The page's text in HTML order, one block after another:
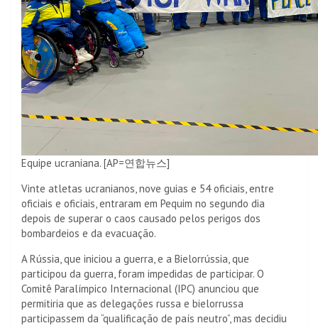
Equipe ucraniana. [AP=연합뉴스]
Vinte atletas ucranianos, nove guias e 54 oficiais, entre
oficiais e oficiais, entraram em Pequim no segundo dia
depois de superar o caos causado pelos perigos dos
bombardeios e da evacuação.
A Rússia, que iniciou a guerra, e a Bielorrússia, que
participou da guerra, foram impedidas de participar. O
Comitê Paralímpico Internacional (IPC) anunciou que
permitiria que as delegações russa e bielorrussa
participassem da “qualificação de país neutro”, mas decidiu